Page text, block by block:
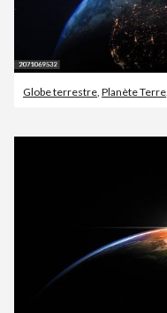
Globe terrestre Planète Terre